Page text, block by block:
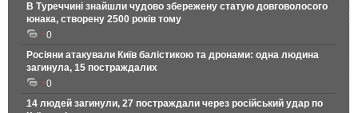
В Туреччині знайшли чудово збережену статую довговолосого
юнака, створену 2500 років тому
0
Росіяни атакували Київ балістикою та дронами: одна людина
загинула, 15 постраждалих
0
14 людей загинули, 27 постраждали через російський удар по